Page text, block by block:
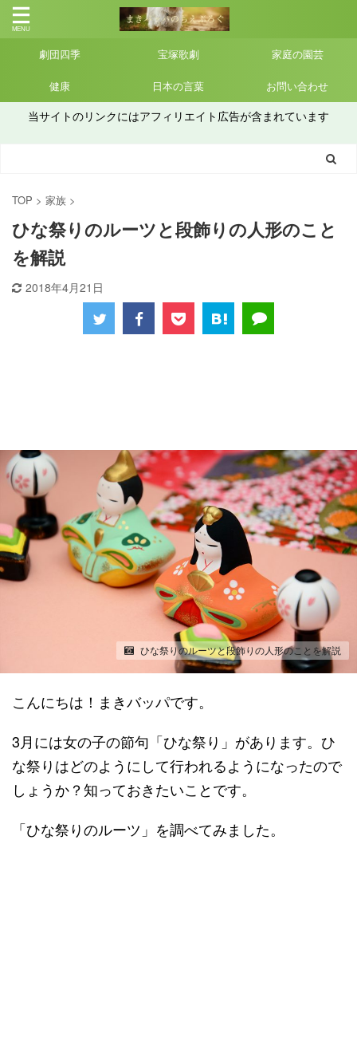
劇団四季 宝塚歌劇 家庭の園芸
健康 日本の言葉 お問い合わせ
当サイトのリンクにはアフィリエイト広告が含まれています
TOP > 家族 >
ひな祭りのルーツと段飾りの人形のこと
を解説
2018年4月21日
ひな祭りのルーツと段飾りの人形のことを解説
こんにちは！まきバッパです。
3月には女の子の節句「ひな祭り」があります。ひ
な祭りはどのようにして行われるようになったので
しょうか？知っておきたいことです。
「ひな祭りのルーツ」を調べてみました。